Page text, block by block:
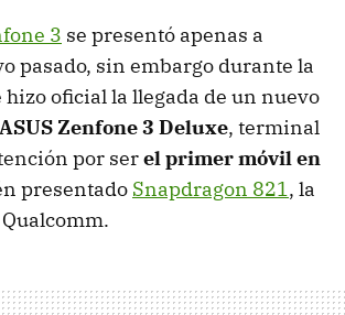
3 se presentó apenas a
pasado, sin embargo durante la
hizo oficial la llegada de un nuevo
ASUS Zenfone 3 Deluxe, terminal
por serel primer móvil en
presentado Snapdragon 821, la